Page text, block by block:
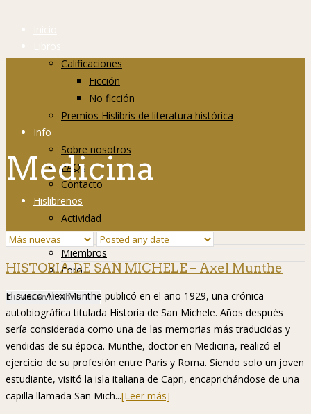
Inicio
Libros
Calificaciones
Ficción
No ficción
Premios Hislibris de literatura histórica
Info
Sobre nosotros
FAQs
Contacto
Hislibreños
Actividad
Grupos
Miembros
Foro
Medicina
HISTORIA DE SAN MICHELE – Axel Munthe
El sueco Alex Munthe publicó en el año 1929, una crónica
autobiográfica titulada Historia de San Michele. Años después
sería considerada como una de las memorias más traducidas y
vendidas de su época. Munthe, doctor en Medicina, realizó el
ejercicio de su profesión entre París y Roma. Siendo solo un joven
estudiante, visitó la isla italiana de Capri, encaprichándose de una
capilla llamada San Mich...[Leer más]